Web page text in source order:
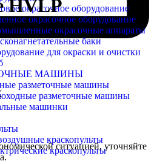
окрасочное оборудование
окрасочное оборудование
окрасочные аппараты
баки
для окраски и очистки
МАШИНЫ
разметочные машины
разметочные машины
машинки
краскопульты
краскопульты
HVLP
ситуацией, уточняйте